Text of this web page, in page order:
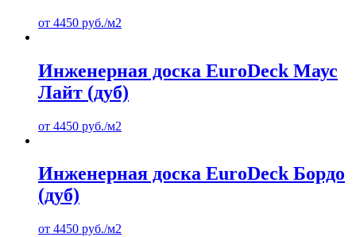
от 4450 руб./м2
Инженерная доска EuroDeck Маус
Лайт (дуб)
от 4450 руб./м2
Инженерная доска EuroDeck Бордо
(дуб)
от 4450 руб./м2